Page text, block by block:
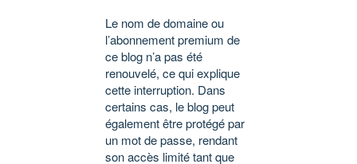
Le nom de domaine ou
l’abonnement premium de
ce blog n’a pas été
renouvelé, ce qui explique
cette interruption. Dans
certains cas, le blog peut
également être protégé par
un mot de passe, rendant
son accès limité tant que